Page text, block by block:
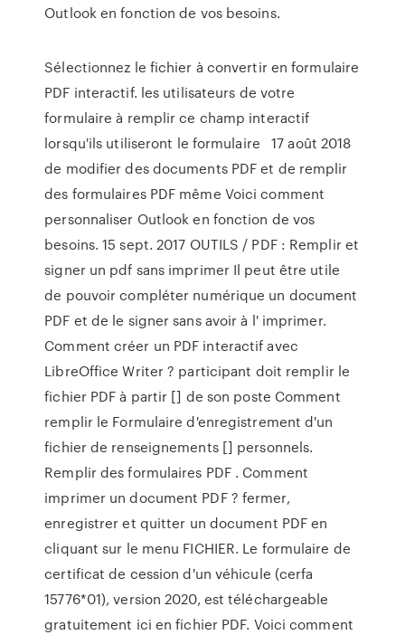
Outlook en fonction de vos besoins.
Sélectionnez le fichier à convertir en formulaire
PDF interactif. les utilisateurs de votre
formulaire à remplir ce champ interactif
lorsqu'ils utiliseront le formulaire 17 août 2018
de modifier des documents PDF et de remplir
des formulaires PDF même Voici comment
personnaliser Outlook en fonction de vos
besoins. 15 sept. 2017 OUTILS / PDF : Remplir et
signer un pdf sans imprimer Il peut être utile
de pouvoir compléter numérique un document
PDF et de le signer sans avoir à l' imprimer.
Comment créer un PDF interactif avec
LibreOffice Writer ? participant doit remplir le
fichier PDF à partir [] de son poste Comment
remplir le Formulaire d'enregistrement d'un
fichier de renseignements [] personnels.
Remplir des formulaires PDF . Comment
imprimer un document PDF ? fermer,
enregistrer et quitter un document PDF en
cliquant sur le menu FICHIER. Le formulaire de
certificat de cession d'un véhicule (cerfa
15776*01), version 2020, est téléchargeable
gratuitement ici en fichier PDF. Voici comment